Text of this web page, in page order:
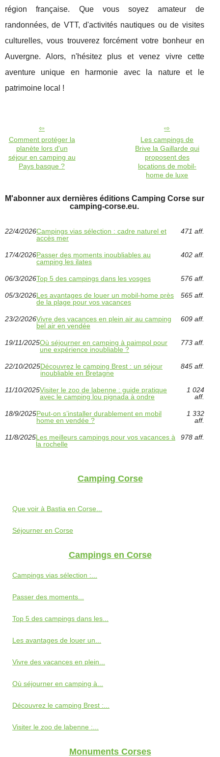
région française. Que vous soyez amateur de
randonnées, de VTT, d'activités nautiques ou de visites
culturelles, vous trouverez forcément votre bonheur en
Auvergne. Alors, n'hésitez plus et venez vivre cette
aventure unique en harmonie avec la nature et le
patrimoine local !
Comment protéger la
planète lors d'un
séjour en camping au
Pays basque ?
Les campings de
Brive la Gaillarde qui
proposent des
locations de mobil-
home de luxe
M'abonner aux dernières éditions Camping Corse sur
camping-corse.eu.
22/4/2026Campings vias sélection : cadre naturel et
accès mer
471 aff.
17/4/2026Passer des moments inoubliables au
camping les ilates
402 aff.
06/3/2026Top 5 des campings dans les vosges 576 aff.
05/3/2026Les avantages de louer un mobil-home près
de la plage pour vos vacances
565 aff.
23/2/2026Vivre des vacances en plein air au camping
bel air en vendée
609 aff.
19/11/2025Où séjourner en camping à paimpol pour
une expérience inoubliable ?
773 aff.
22/10/2025Découvrez le camping Brest : un séjour
inoubliable en Bretagne
845 aff.
11/10/2025Visiter le zoo de labenne : guide pratique
avec le camping lou pignada à ondre
1 024
aff.
18/9/2025Peut-on s’installer durablement en mobil
home en vendée ?
1 332
aff.
11/8/2025Les meilleurs campings pour vos vacances à
la rochelle
978 aff.
Camping Corse
Que voir à Bastia en Corse...
Séjourner en Corse
Campings en Corse
Campings vias sélection :...
Passer des moments...
Top 5 des campings dans les...
Les avantages de louer un...
Vivre des vacances en plein...
Où séjourner en camping à...
Découvrez le camping Brest :...
Visiter le zoo de labenne :...
Monuments Corses